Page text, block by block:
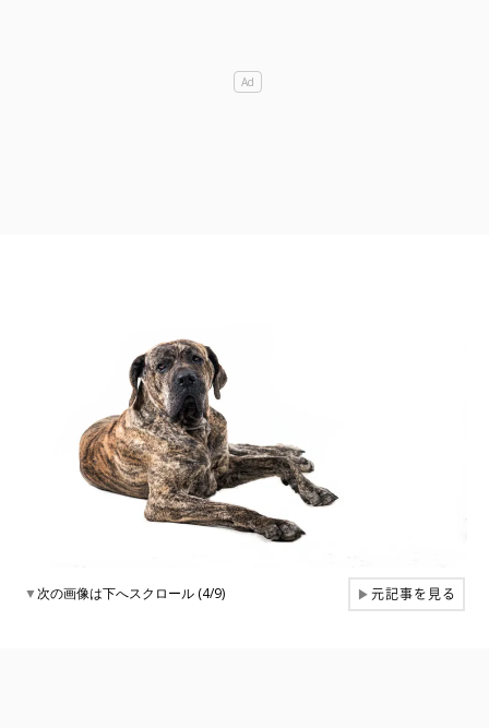
▼次の画像は下へスクロール (4/9) ▶元記事を見る